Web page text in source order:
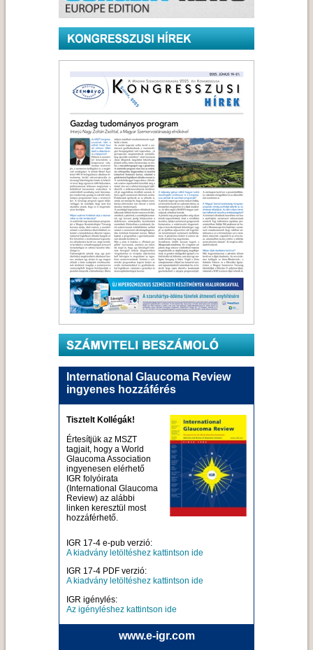
International Glaucoma Review
ingyenes hozzáférés
Tisztelt Kollégák!
Értesítjük az MSZT
tagjait, hogy a World
Glaucoma Association
ingyenesen elérhető
IGR folyóirata
(International Glaucoma
Review) az alábbi
linken keresztül most
hozzáférhető.
IGR 17-4 e-pub verzió:
A kiadvány letöltéshez kattintson ide
IGR 17-4 PDF verzió:
A kiadvány letöltéshez kattintson ide
IGR igénylés:
Az igényléshez kattintson ide
www.e-igr.com